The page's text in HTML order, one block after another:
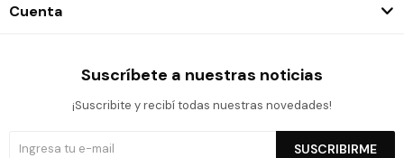
Cuenta
Suscríbete a nuestras noticias
¡Suscribite y recibí todas nuestras novedades!
SUSCRIBIRME